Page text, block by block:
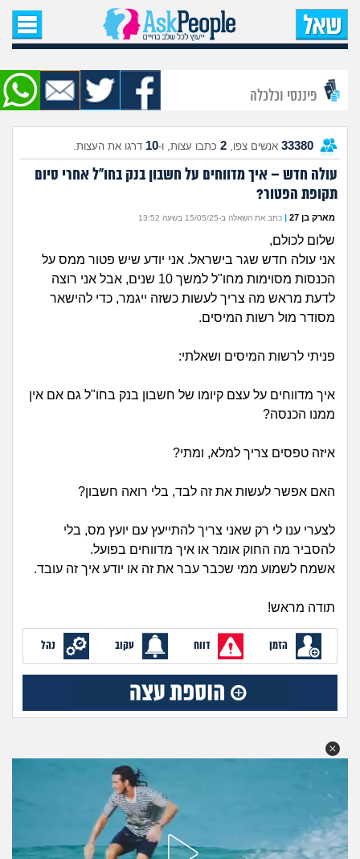
עמוד הבית
שאל שאלה
שאלות חדשות
שאלות שעוררו עניין
מתחם הטיפים
היריון ולידה
מתבגרים
מהבקו"ם... ועד מתי?!
לימודים וסטודנטים
חברים ואנשים
בית, שכנים ושותפים
שומרים על הגוף
פיננסי וכלכלה
בין הסדינים
הרשמה | התחברות
פיננסי וכלכלה
33380 אנשים צפו, 2 כתבו עצות, ו-10 דרגו את העצות.
עולה חדש – איך מדווחים על חשבון בנק בחו"ל אחרי סיום
תקופת הפטור?
מארק בן 27 | כתב את השאלה ב-15/05/25 בשעה 13:52
שלום לכולם,
אני עולה חדש שגר בישראל. אני יודע שיש פטור ממס על
הכנסות מסוימות מחו"ל למשך 10 שנים, אבל אני רוצה
לדעת מראש מה צריך לעשות כשזה ייגמר, כדי להישאר
מסודר מול רשות המיסים.
פניתי לרשות המיסים ושאלתי:
איך מדווחים על עצם קיומו של חשבון בנק בחו"ל גם אם אין
ממנו הכנסה?
איזה טפסים צריך למלא, ומתי?
האם אפשר לעשות את זה לבד, בלי רואה חשבון?
לצערי ענו לי רק שאני צריך להתייעץ עם יועץ מס, בלי
להסביר מה החוק אומר או איך מדווחים בפועל.
אשמח לשמוע ממי שכבר עבר את זה או יודע איך זה עובד.
תודה מראש!
הזמן דווח עקוב נהל